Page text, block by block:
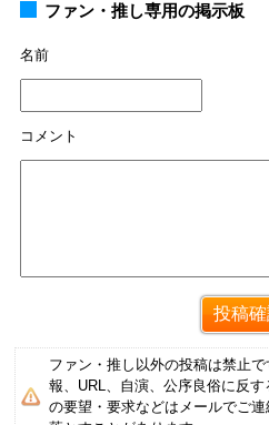
ファン・推し専用の掲示板
名前
コメント
ファン・推し以外の投稿は禁止
報、URL、自演、公序良俗に反
の要望・要求などはメールでご